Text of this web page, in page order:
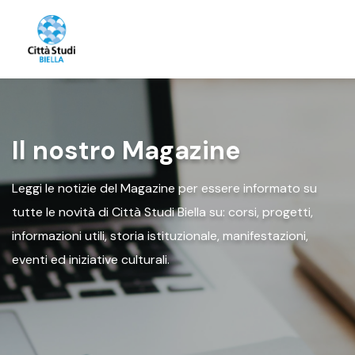
Il nostro Magazine
Leggi le notizie del Magazine per essere informato su
tutte le novità di Città Studi Biella su: corsi, progetti,
informazioni utili, storia istituzionale, manifestazioni,
eventi ed iniziative culturali.